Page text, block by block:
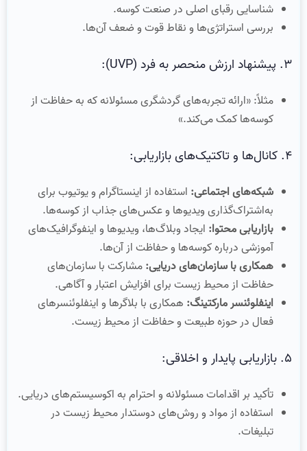
شناسایی رقبای اصلی در صنعت کوسه.
بررسی استراتژی‌ها و نقاط قوت و ضعف آن‌ها.
۳. پیشنهاد ارزش منحصر به فرد (UVP):
مثلاً: «ارائه تجربه‌های گردشگری مسئولانه که به حفاظت از
کوسه‌ها کمک می‌کند.»
۴. کانال‌ها و تاکتیک‌های بازاریابی:
شبکه‌های اجتماعی: استفاده از اینستاگرام و یوتیوب برای
به‌اشتراک‌گذاری ویدیوها و عکس‌های جذاب از کوسه‌ها.
بازاریابی محتوا: ایجاد وبلاگ‌ها، ویدیوها و اینفوگرافیک‌های
آموزشی درباره کوسه‌ها و حفاظت از آن‌ها.
همکاری با سازمان‌های دریایی:مشارکت با سازمان‌های
حفاظت از محیط زیست برای افزایش اعتبار و آگاهی.
اینفلوئنسر مارکتینگ: همکاری با بلاگرها و اینفلوئنسرهای
فعال در حوزه طبیعت و حفاظت از محیط زیست.
۵. بازاریابی پایدار و اخلاقی:
تأکید بر اقدامات مسئولانه و احترام به اکوسیستم‌های دریایی.
استفاده از مواد و روش‌های دوستدار محیط زیست در
تبلیغات.